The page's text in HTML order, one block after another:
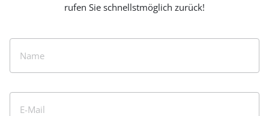
rufen Sie schnellstmöglich zurück!
Name
E-Mail